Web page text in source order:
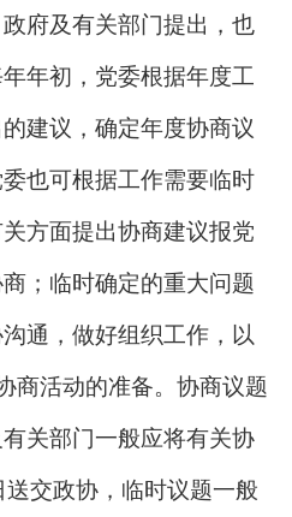
府及有关部门提出，也
年初，党委根据年度工
建议，确定年度协商议
也可根据工作需要临时
方面提出协商建议报党
；临时确定的重大问题
通，做好组织工作，以
商活动的准备。协商议题
关部门一般应将有关协
交政协，临时议题一般